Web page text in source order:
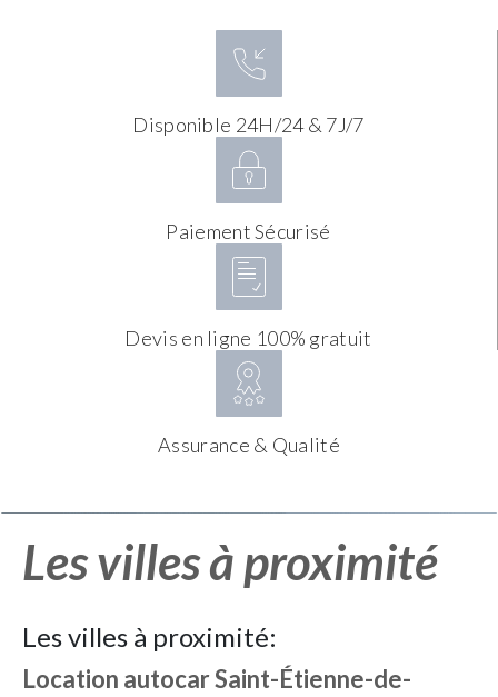
Disponible 24H/24 & 7J/7
Paiement Sécurisé
Devis en ligne 100% gratuit
Assurance & Qualité
Les villes à proximité
Les villes à proximité:
Location autocarSaint-Étienne-de-